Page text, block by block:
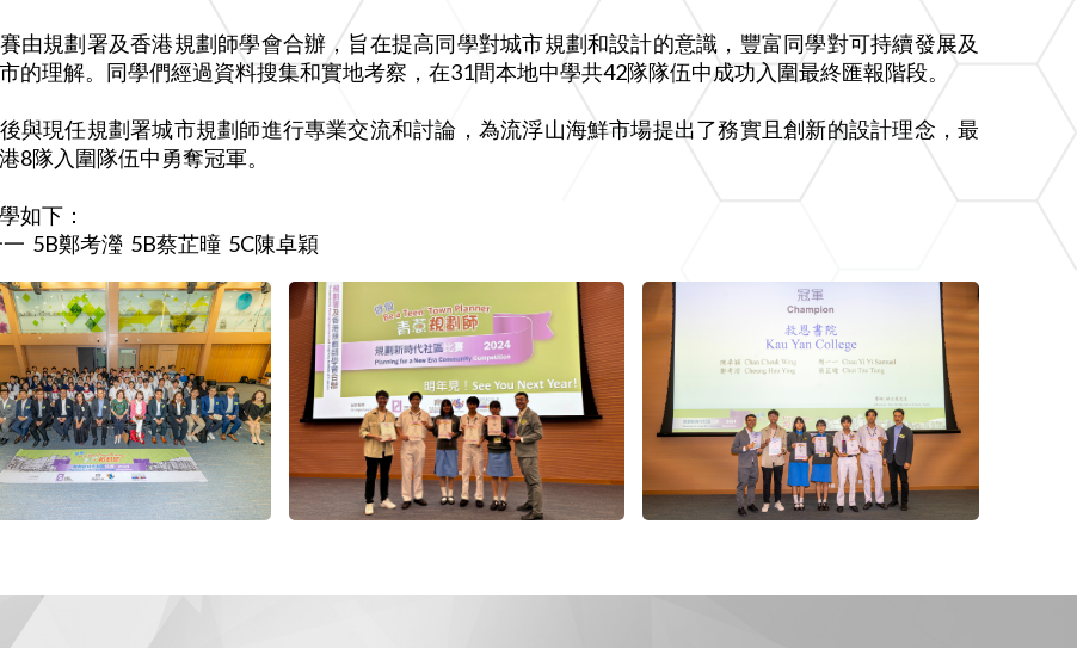
由規劃署及香港規劃師學會合辦，旨在提高同學對城市規劃和設計的意識，豐富同學對可持續發展及
的理解。同學們經過資料搜集和實地考察，在31間本地中學共42隊隊伍中成功入圍最終匯報階段。
與現任規劃署城市規劃師進行專業交流和討論，為流浮山海鮮市場提出了務實且創新的設計理念，最
8隊入圍隊伍中勇奪冠軍。
如下：
5B鄭考瀅 5B蔡芷曈 5C陳卓穎